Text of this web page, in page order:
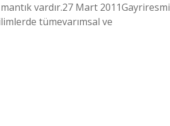
vardır.27 Mart 2011Gayriresmi
tümevarımsal ve